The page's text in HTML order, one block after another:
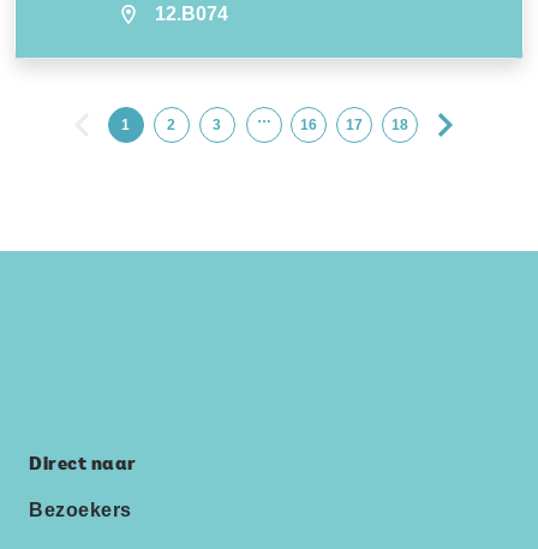
12.B074
1 2 3 … 16 17 18
Direct naar
Bezoekers